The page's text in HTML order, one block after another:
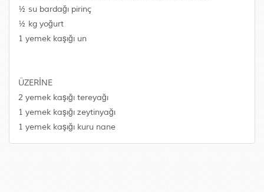
½ su bardağı pirinç
½ kg yoğurt
1 yemek kaşığı un
ÜZERİNE
2 yemek kaşığı tereyağı
1 yemek kaşığı zeytinyağı
1 yemek kaşığı kuru nane